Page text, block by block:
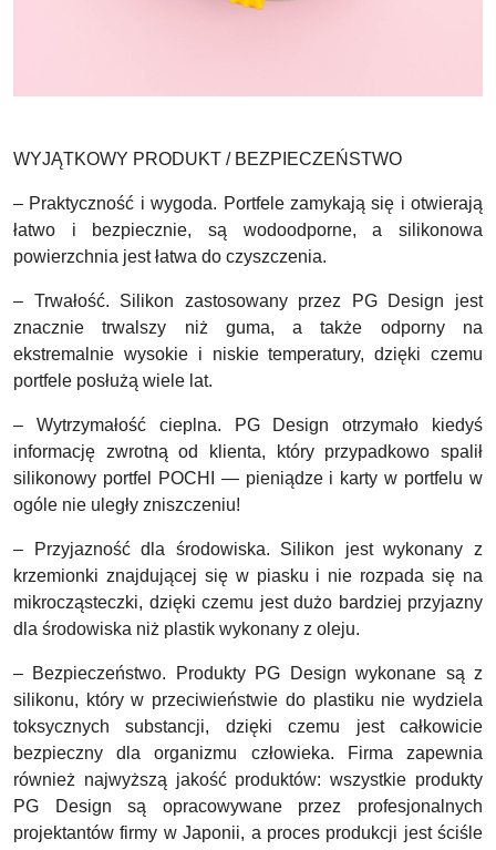
WYJĄTKOWY PRODUKT / BEZPIECZEŃSTWO
– Praktyczność i wygoda. Portfele zamykają się i otwierają
łatwo i bezpiecznie, są wodoodporne, a silikonowa
powierzchnia jest łatwa do czyszczenia.
– Trwałość. Silikon zastosowany przez PG Design jest
znacznie trwalszy niż guma, a także odporny na
ekstremalnie wysokie i niskie temperatury, dzięki czemu
portfele posłużą wiele lat.
– Wytrzymałość cieplna. PG Design otrzymało kiedyś
informację zwrotną od klienta, który przypadkowo spalił
silikonowy portfel POCHI — pieniądze i karty w portfelu w
ogóle nie uległy zniszczeniu!
– Przyjazność dla środowiska. Silikon jest wykonany z
krzemionki znajdującej się w piasku i nie rozpada się na
mikrocząsteczki, dzięki czemu jest dużo bardziej przyjazny
dla środowiska niż plastik wykonany z oleju.
– Bezpieczeństwo. Produkty PG Design wykonane są z
silikonu, który w przeciwieństwie do plastiku nie wydziela
toksycznych substancji, dzięki czemu jest całkowicie
bezpieczny dla organizmu człowieka. Firma zapewnia
również najwyższą jakość produktów: wszystkie produkty
PG Design są opracowywane przez profesjonalnych
projektantów firmy w Japonii, a proces produkcji jest ściśle